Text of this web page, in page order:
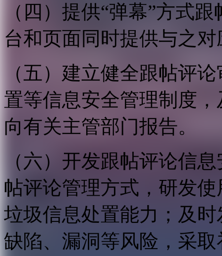
（四）提供“弹幕”方式
台和页面同时提供与之
（五）建立健全跟帖评
置等信息安全管理制度
向有关主管部门报告。
（六）开发跟帖评论信
帖评论管理方式，研发
垃圾信息处置能力；及
缺陷、漏洞等风险，采